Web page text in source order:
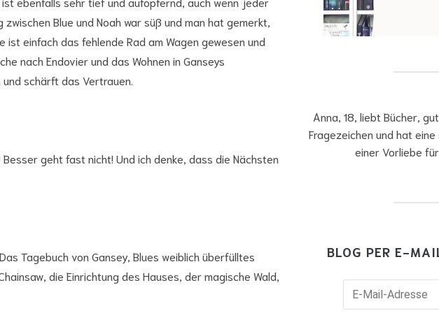
Blue und Noah war süß und man hat gemerkt,
ist einfach das fehlende Rad am Wagen gewesen und
nach Endovier und das Wohnen in Ganseys
schärft das Vertrauen.
geht fast nicht! Und ich denke, dass die Nächsten
Tagebuch von Gansey, Blues weiblich überfülltes
die Einrichtung des Hauses, der magische Wald,
Anna, 18, liebt Bücher,
Fragezeichen und hat
einer Vorliebe
BLOG PER E-